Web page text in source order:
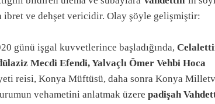
ibret ve dehşet vericidir. Olay şöyle gelişmiştir:
günü işgal kuvvetlerince başladığında,
Mecdi Efendi, Yalvaçlı Ömer Vehbi Hoca
reisi, Konya Müftüsü, daha sonra Konya
vehametini anlatmak üzere padişah